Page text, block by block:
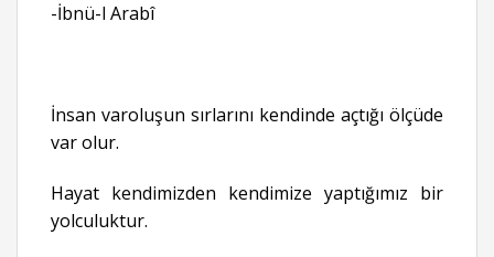
-İbnü-l Arabî
İnsan varoluşun sırlarını kendinde açtığı ölçüde
var olur.
Hayat kendimizden kendimize yaptığımız bir
yolculuktur.